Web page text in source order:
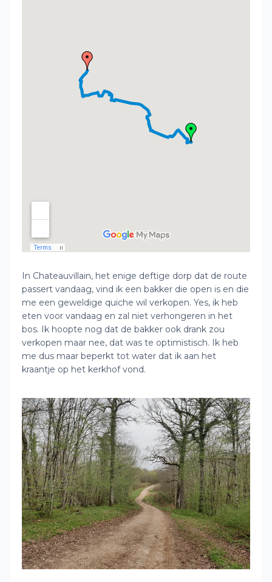
In Chateauvillain, het enige deftige dorp dat de route
passert vandaag, vind ik een bakker die open is en die
me een geweldige quiche wil verkopen. Yes, ik heb
eten voor vandaag en zal niet verhongeren in het
bos. Ik hoopte nog dat de bakker ook drank zou
verkopen maar nee, dat was te optimistisch. Ik heb
me dus maar beperkt tot water dat ik aan het
kraantje op het kerkhof vond.